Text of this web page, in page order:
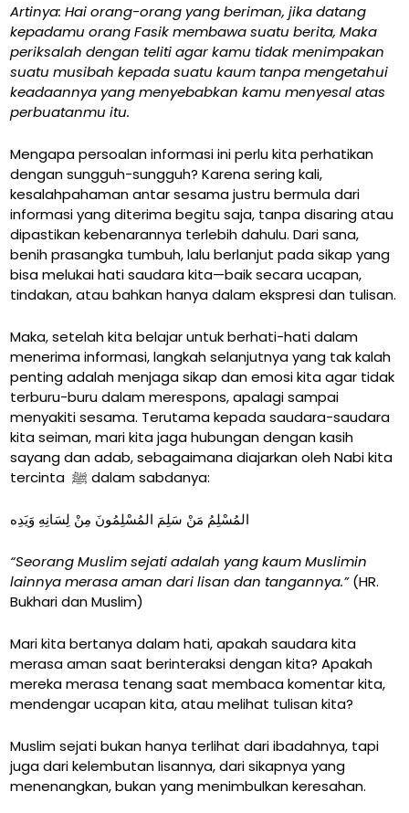
Artinya: Hai orang-orang yang beriman, jika datang
kepadamu orang Fasik membawa suatu berita, Maka
periksalah dengan teliti agar kamu tidak menimpakan
suatu musibah kepada suatu kaum tanpa mengetahui
keadaannya yang menyebabkan kamu menyesal atas
perbuatanmu itu.
Mengapa persoalan informasi ini perlu kita perhatikan
dengan sungguh-sungguh? Karena sering kali,
kesalahpahaman antar sesama justru bermula dari
informasi yang diterima begitu saja, tanpa disaring atau
dipastikan kebenarannya terlebih dahulu. Dari sana,
benih prasangka tumbuh, lalu berlanjut pada sikap yang
bisa melukai hati saudara kita—baik secara ucapan,
tindakan, atau bahkan hanya dalam ekspresi dan tulisan.
Maka, setelah kita belajar untuk berhati-hati dalam
menerima informasi, langkah selanjutnya yang tak kalah
penting adalah menjaga sikap dan emosi kita agar tidak
terburu-buru dalam merespons, apalagi sampai
menyakiti sesama. Terutama kepada saudara-saudara
kita seiman, mari kita jaga hubungan dengan kasih
sayang dan adab, sebagaimana diajarkan oleh Nabi kita
tercinta ﷺ dalam sabdanya:
المُسْلِمُ مَنْ سَلِمَ المُسْلِمُونَ مِنْ لِسَانِهِ وَيَدِه
“Seorang Muslim sejati adalah yang kaum Muslimin
lainnya merasa aman dari lisan dan tangannya.”(HR.
Bukhari dan Muslim)
Mari kita bertanya dalam hati, apakah saudara kita
merasa aman saat berinteraksi dengan kita? Apakah
mereka merasa tenang saat membaca komentar kita,
mendengar ucapan kita, atau melihat tulisan kita?
Muslim sejati bukan hanya terlihat dari ibadahnya, tapi
juga dari kelembutan lisannya, dari sikapnya yang
menenangkan, bukan yang menimbulkan keresahan.